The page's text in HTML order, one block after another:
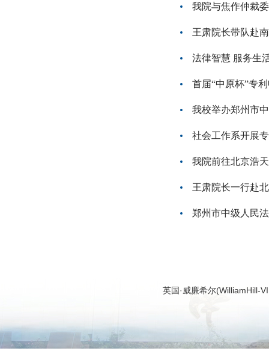
我院与焦作仲裁
王肃院长带队赴
法律智慧 服务生
首届“中原杯”专
我校举办郑州市
社会工作系开展
我院前往北京浩
王肃院长一行赴
郑州市中级人民
英国·威廉希尔(WilliamHill-